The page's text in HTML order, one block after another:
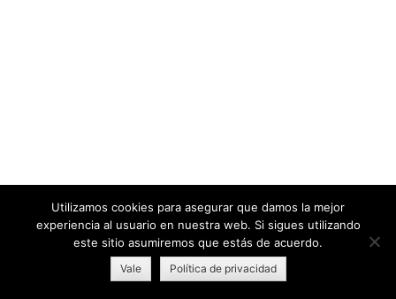
Utilizamos cookies para asegurar que damos la mejor
experiencia al usuario en nuestra web. Si sigues utilizando
este sitio asumiremos que estás de acuerdo.
Vale Política de privacidad